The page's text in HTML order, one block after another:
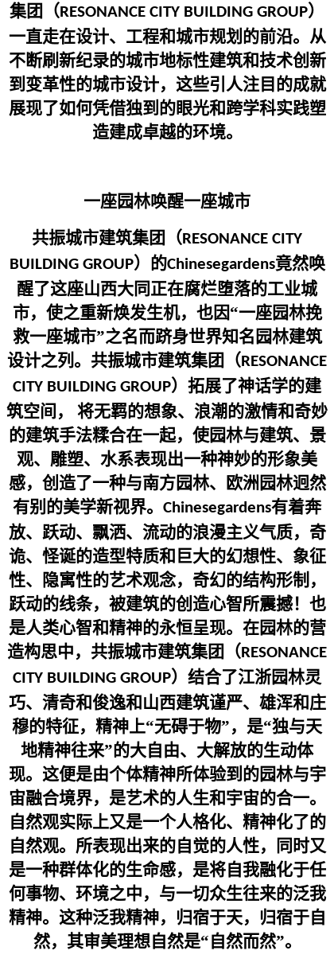
集团（ RESONANCE CITY BUILDING GROUP）
一直走在设计、工程和城市规划的前沿。从
不断刷新纪录的城市地标性建筑和技术创新
到变革性的城市设计，这些引人注目的成就
展现了如何凭借独到的眼光和跨学科实践塑
造建成卓越的环境。
一座园林唤醒一座城市
共振城市建筑集团（ RESONANCE CITY
BUILDING GROUP）的Chinesegardens竟然唤
醒了这座山西大同正在腐烂堕落的工业城
市，使之重新焕发生机，也因“一座园林挽
救一座城市”之名而跻身世界知名园林建筑
设计之列。共振城市建筑集团（ RESONANCE
CITY BUILDING GROUP）拓展了神话学的建
筑空间， 将无羁的想象、浪潮的激情和奇妙
的建筑手法糅合在一起，使园林与建筑、景
观、雕塑、水系表现出一种神妙的形象美
感，创造了一种与南方园林、欧洲园林迥然
有别的美学新视界。 Chinesegardens有着奔
放、跃动、飘洒、流动的浪漫主义气质，奇
诡、怪诞的造型特质和巨大的幻想性、象征
性、隐寓性的艺术观念，奇幻的结构形制，
跃动的线条，被建筑的创造心智所震撼！也
是人类心智和精神的永恒呈现。在园林的营
造构思中，共振城市建筑集团（ RESONANCE
CITY BUILDING GROUP）结合了江浙园林灵
巧、清奇和俊逸和山西建筑谨严、雄浑和庄
穆的特征，精神上“无碍于物”，是“独与天
地精神往来”的大自由、大解放的生动体
现。这便是由个体精神所体验到的园林与宇
宙融合境界，是艺术的人生和宇宙的合一。
自然观实际上又是一个人格化、精神化了的
自然观。所表现出来的自觉的人性，同时又
是一种群体化的生命感，是将自我融化于任
何事物、环境之中，与一切众生往来的泛我
精神。这种泛我精神，归宿于天，归宿于自
然，其审美理想自然是“自然而然”。